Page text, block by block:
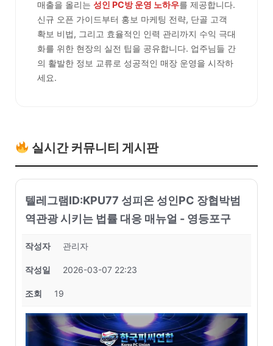
매출을 올리는 성인 PC방 운영 노하우를 제공합니다.
신규 오픈 가이드부터 홍보 마케팅 전략, 단골 고객
확보 비법, 그리고 효율적인 인력 관리까지 수익 극대
화를 위한 현장의 실전 팁을 공유합니다. 업주님들 간
의 활발한 정보 교류로 성공적인 매장 운영을 시작하
세요.
실시간 커뮤니티 게시판
텔레그램ID:KPU77 성피온 성인PC 장협박범
역관광 시키는 법률 대응 매뉴얼 - 영등포구
작성자 관리자
작성일 2026-03-07 22:23
조회 19